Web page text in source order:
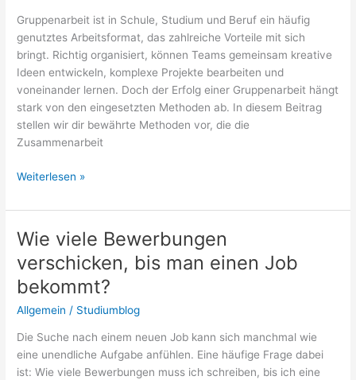
kannst
Gruppenarbeit ist in Schule, Studium und Beruf ein häufig
genutztes Arbeitsformat, das zahlreiche Vorteile mit sich
bringt. Richtig organisiert, können Teams gemeinsam kreative
Ideen entwickeln, komplexe Projekte bearbeiten und
voneinander lernen. Doch der Erfolg einer Gruppenarbeit hängt
stark von den eingesetzten Methoden ab. In diesem Beitrag
stellen wir dir bewährte Methoden vor, die die
Zusammenarbeit
Gruppenarbeit
Erfolgreich
Weiterlesen »
Wie viele Bewerbungen
verschicken, bis man einen Job
bekommt?
Allgemein / Studiumblog
Die Suche nach einem neuen Job kann sich manchmal wie
eine unendliche Aufgabe anfühlen. Eine häufige Frage dabei
ist: Wie viele Bewerbungen muss ich schreiben, bis ich eine